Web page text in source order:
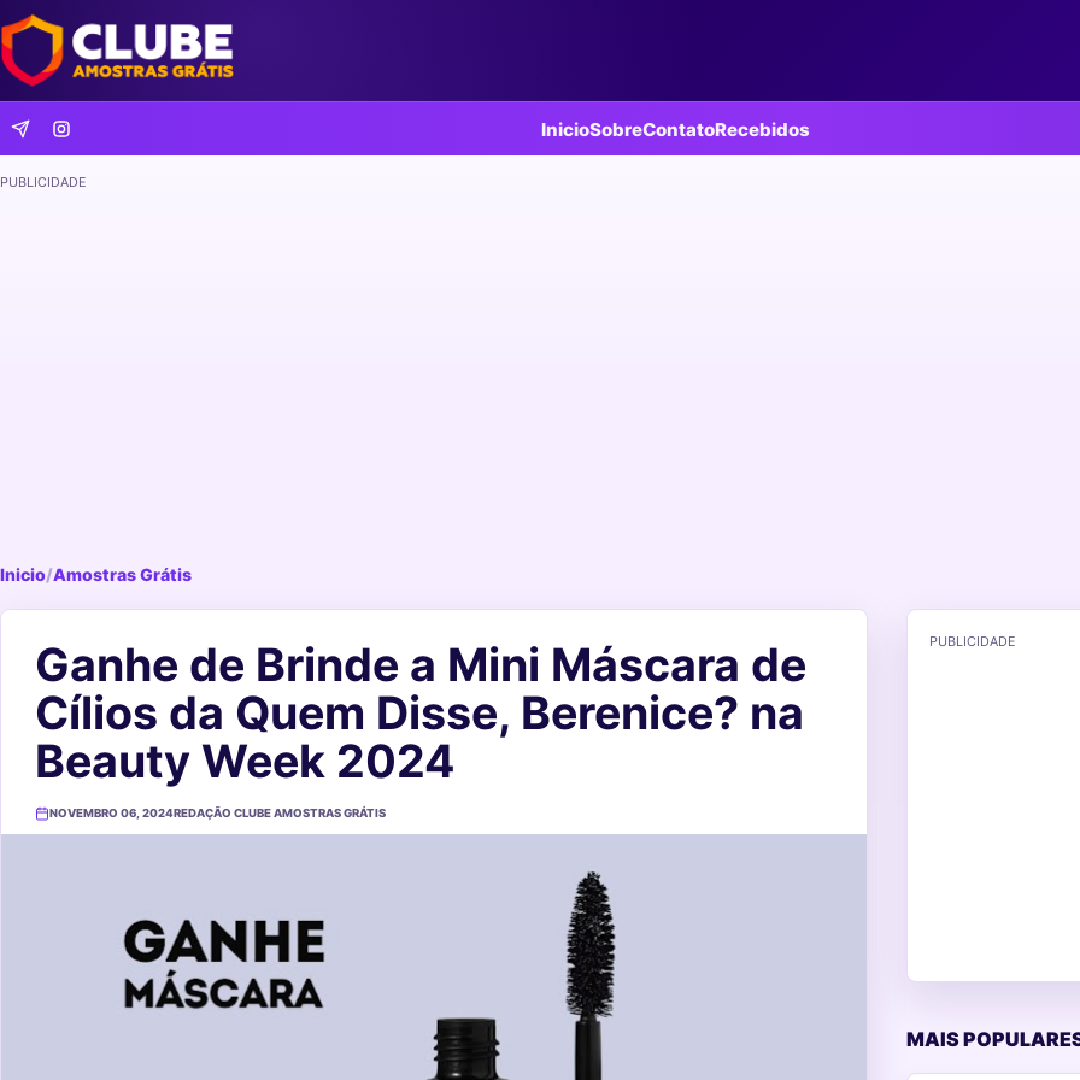
InicioSobreContatoRecebidos
PUBLICIDADE
Inicio/Amostras Grátis
Ganhe de Brinde a Mini Máscara de
Cílios da Quem Disse, Berenice? na
Beauty Week 2024
NOVEMBRO 06, 2024REDAÇÃO CLUBE AMOSTRAS GRÁTIS
PUBLICIDADE
MAIS